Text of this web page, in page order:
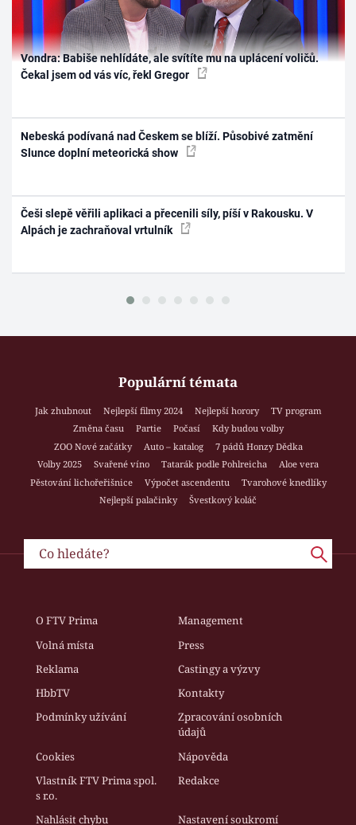
Vondra: Babiše nehlídáte, ale svítíte mu na uplácení voličů.
Čekal jsem od vás víc, řekl Gregor
Nebeská podívaná nad Českem se blíží. Působivé zatmění
Slunce doplní meteorická show
Češi slepě věřili aplikaci a přecenili síly, píší v Rakousku. V
Alpách je zachraňoval vrtulník
Populární témata
Jak zhubnout Nejlepší filmy 2024 Nejlepší horory
TV program
Změna času
Partie Počasí
Kdy budou volby
ZOO Nové začátky
Auto – katalog
7 pádů Honzy Dědka
Volby 2025
Svařené víno Tatarák podle Pohlreicha
Aloe vera
Pěstování lichořeřišnice
Výpočet ascendentu
Tvarohové knedlíky
Nejlepší palačinky
Švestkový koláč
O FTV Prima
Management
Volná místa
Press
Reklama
Castingy a výzvy
HbbTV
Kontakty
Podmínky užívání
Zpracování osobních
údajů
Cookies
Nápověda
Vlastník FTV Prima spol.
s r.o.
Redakce
Nahlásit chybu Nastavení soukromí